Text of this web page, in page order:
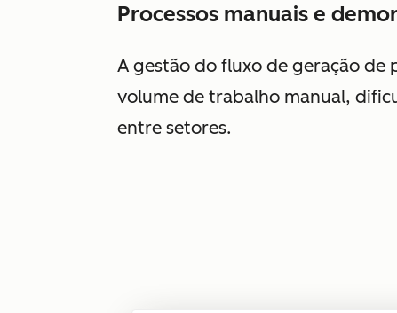
Processos manuais e
A gestão do fluxo de geração de
volume de trabalho manual,
entre setores.